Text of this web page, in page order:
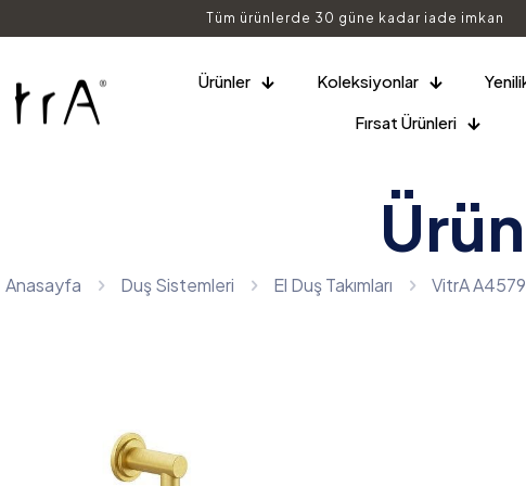
Tüm ürünlerde 30 güne kadar iade imkan
Ürünler Koleksiyonlar
Fırsat Ürünleri
Anasayfa Duş Sistemleri El Duş Takımları VitrA